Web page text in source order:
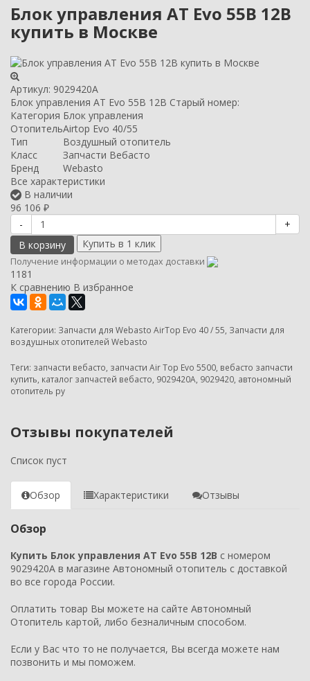
Блок управления AT Evo 55B 12В
купить в Москве
Артикул: 9029420A
Блок управления AT Evo 55B 12В Старый номер:
Категория Блок управления
ОтопительAirtop Evo 40/55
Тип
Воздушный отопитель
Класс
Запчасти Вебасто
Бренд
Webasto
Все характеристики
В наличии
96 106 ₽
-
+
В корзину
Получение информации о методах доставки
1181
К сравнению В избранное
Категории: Запчасти для Webasto AirTop Evo 40 / 55 Запчасти для
воздушных отопителей Webasto
Теги: запчасти вебасто запчасти Air Top Evo 5500 вебасто запчасти
купить каталог запчастей вебасто 9029420A 9029420 автономный
отопитель ру
Отзывы покупателей
Список пуст
Обзор Характеристики Отзывы
Обзор
Купить Блок управления AT Evo 55B 12В с номером
9029420A в магазине Автономный отопитель с доставкой
во все города России.
Оплатить товар Вы можете на сайте Автономный
Отопитель картой, либо безналичным способом.
Если у Вас что то не получается, Вы всегда можете нам
позвонить и мы поможем.